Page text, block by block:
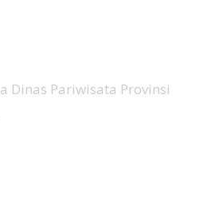
Dinas Pariwisata Provinsi